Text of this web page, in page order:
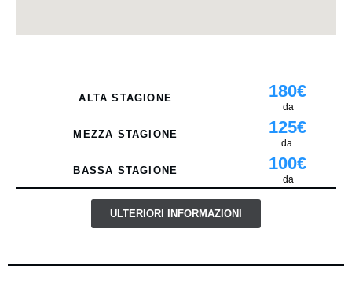
ALTA STAGIONE 180€
da
MEZZA STAGIONE 125€
da
BASSA STAGIONE 100€
da
ULTERIORI INFORMAZIONI